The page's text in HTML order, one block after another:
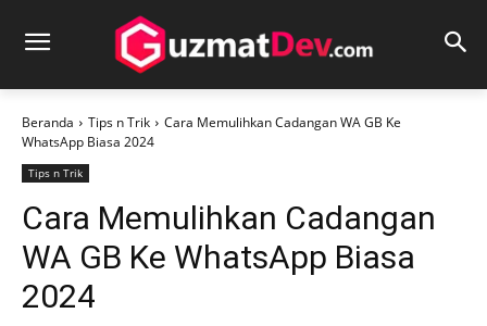
Beranda Tips n Trik
Cara Memulihkan Cadangan WA GB Ke
WhatsApp Biasa 2024
Tips n Trik
Cara Memulihkan Cadangan
WA GB Ke WhatsApp Biasa
2024